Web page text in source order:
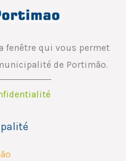
fenêtre qui vous permet
de Portimão.